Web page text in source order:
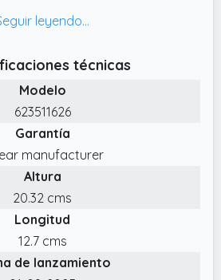
de viajes,
2026 Diciembre 2026 (12
están diseñados
organización personal,
más práctica, cómoda y a
Vista Vertical. Visión de
en vertical.
técnicas
Modelo
623511626
Garantía
manufacturer
Altura
20.32 cms
Longitud
12.7 cms
de lanzamiento